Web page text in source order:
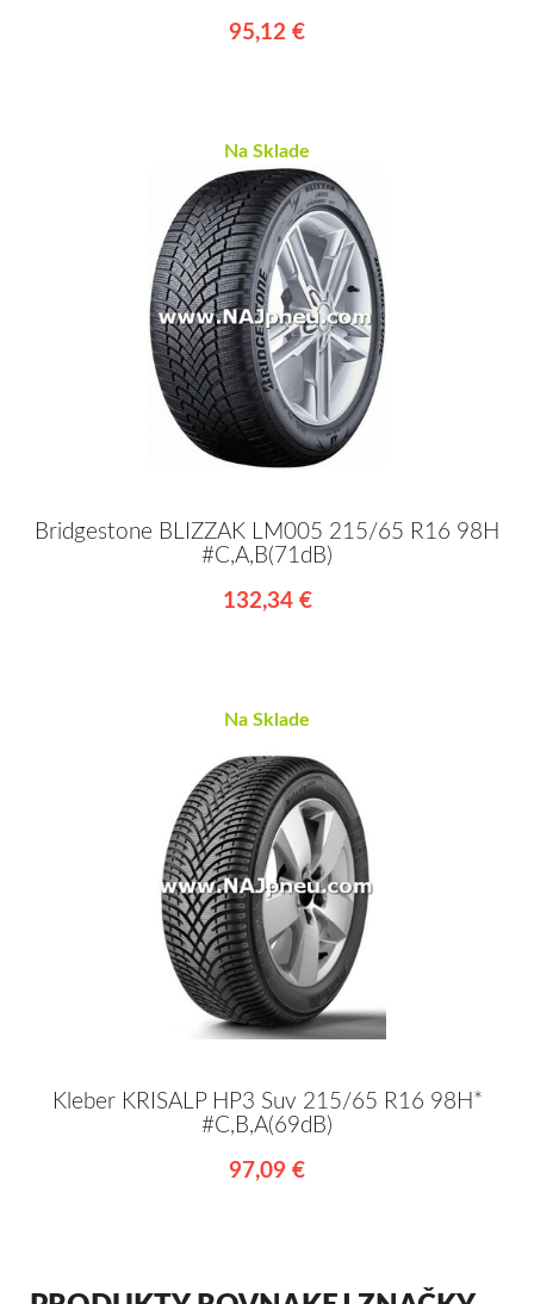
95,12 €
Na Sklade
Bridgestone BLIZZAK LM005 215/65 R16 98H
#C,A,B(71dB)
132,34 €
Na Sklade
Kleber KRISALP HP3 Suv 215/65 R16 98H*
#C,B,A(69dB)
97,09 €